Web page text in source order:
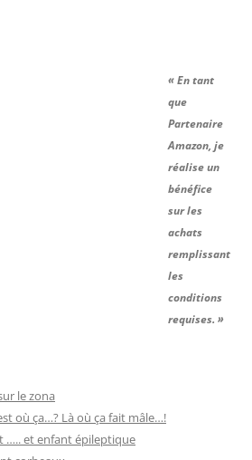
« En tant
que
Partenaire
Amazon, je
réalise un
bénéfice
sur les
achats
remplissant
les
conditions
requises. »
le zona
où ça…? Là où ça fait mâle…!
….. et enfant épileptique